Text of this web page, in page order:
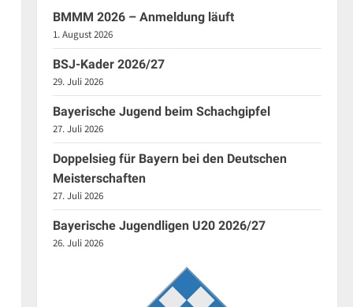
BMMM 2026 – Anmeldung läuft
1. August 2026
BSJ-Kader 2026/27
29. Juli 2026
Bayerische Jugend beim Schachgipfel
27. Juli 2026
Doppelsieg für Bayern bei den Deutschen
Meisterschaften
27. Juli 2026
Bayerische Jugendligen U20 2026/27
26. Juli 2026